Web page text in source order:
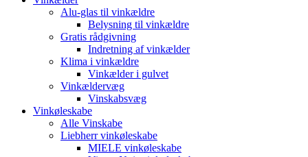
Alu-glas til vinkældre
Belysning til vinkældre
Gratis rådgivning
Indretning af vinkælder
Klima i vinkældre
Vinkælder i gulvet
Vinkældervæg
Vinskabsvæg
Vinkøleskabe
Alle Vinskabe
Liebherr vinkøleskabe
MIELE vinkøleskabe